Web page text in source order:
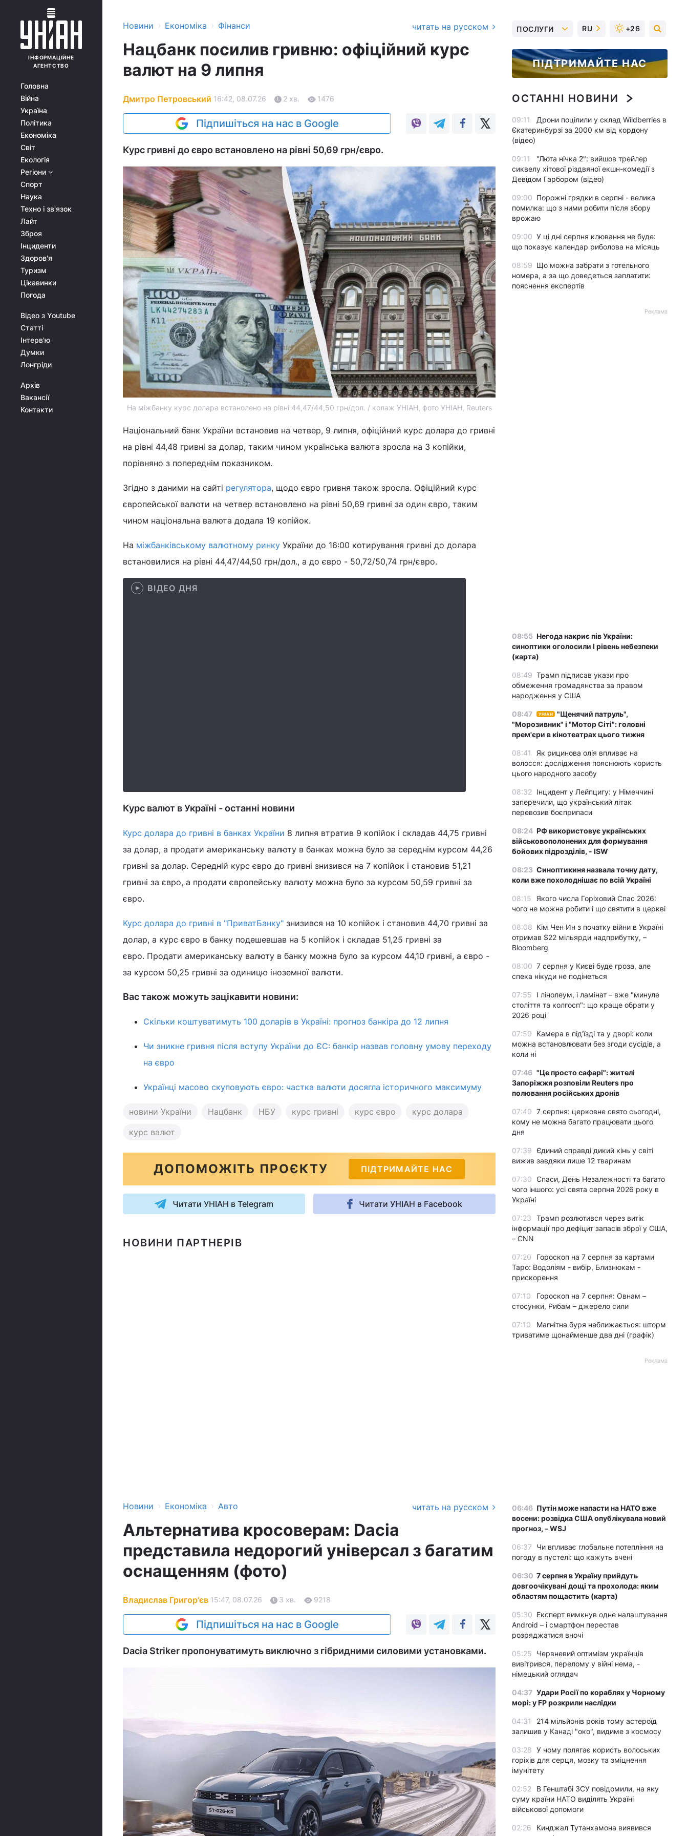
ІНФОРМАЦІЙНЕ
АГЕНТСТВО
Головна
Війна
Україна
Політика
Економіка
Світ
Екологія
Регіони
Спорт
Наука
Техно і зв'язок
Лайт
Зброя
Інциденти
Здоров'я
Туризм
Цікавинки
Погода
Відео з Youtube
Статті
Інтерв'ю
Думки
Лонгріди
Архів
Вакансії
Контакти
Новини › Економіка › Фінанси читать на русском
Нацбанк посилив гривню: офіційний курс
валют на 9 липня
Дмитро Петровський 16:42, 08.07.26 2 хв. 1476
Підпишіться на нас в Google
Курс гривні до євро встановлено на рівні 50,69 грн/євро.
На міжбанку курс долара встанолено на рівні 44,47/44,50 грн/дол. / колаж УНІАН, фото УНІАН, Reuters
Національний банк України встановив на четвер, 9 липня, офіційний курс долара до гривні
на рівні 44,48 гривні за долар, таким чином українська валюта зросла на 3 копійки,
порівняно з попереднім показником.
Згідно з даними на сайті регулятора, щодо євро гривня також зросла. Офіційний курс
європейської валюти на четвер встановлено на рівні 50,69 гривні за один євро, таким
чином національна валюта додала 19 копійок.
На міжбанківському валютному ринку України до 16:00 котирування гривні до долара
встановилися на рівні 44,47/44,50 грн/дол., а до євро - 50,72/50,74 грн/євро.
ВІДЕО ДНЯ
Курс валют в Україні - останні новини
Курс долара до гривні в банках України 8 липня втратив 9 копійок і складав 44,75 гривні
за долар, а продати американську валюту в банках можна було за середнім курсом 44,26
гривні за долар. Середній курс євро до гривні знизився на 7 копійок і становив 51,21
гривні за євро, а продати європейську валюту можна було за курсом 50,59 гривні за
євро.
Курс долара до гривні в "ПриватБанку" знизився на 10 копійок і становив 44,70 гривні за
долар, а курс євро в банку подешевшав на 5 копійок і складав 51,25 гривні за
євро. Продати американську валюту в банку можна було за курсом 44,10 гривні, а євро -
за курсом 50,25 гривні за одиницю іноземної валюти.
Вас також можуть зацікавити новини:
Скільки коштуватимуть 100 доларів в Україні: прогноз банкіра до 12 липня
Чи зникне гривня після вступу України до ЄС: банкір назвав головну умову переходу
на євро
Українці масово скуповують євро: частка валюти досягла історичного максимуму
новини України Нацбанк НБУ курс гривні курс євро
курс долара
курс валют
ДОПОМОЖІТЬ ПРОЄКТУ ПІДТРИМАЙТЕ НАС
Читати УНІАН в Telegram Читати УНІАН в Facebook
НОВИНИ ПАРТНЕРІВ
Новини › Економіка › Авто читать на русском
Альтернатива кросоверам: Dacia
представила недорогий універсал з багатим
оснащенням (фото)
Владислав Григор'єв 15:47, 08.07.26 3 хв. 9218
Підпишіться на нас в Google
Dacia Striker пропонуватимуть виключно з гібридними силовими установками.
ПОСЛУГИ RU +26
ПІДТРИМАЙТЕ НАС
ОСТАННІ НОВИНИ
09:11
Дрони поцілили у склад Wildberries в
Єкатеринбурзі за 2000 км від кордону
(відео)
09:11
"Люта нічка 2": вийшов трейлер
сиквелу хітової різдвяної екшн-комедії з
Девідом Гарбором (відео)
09:00 Порожні грядки в серпні - велика
помилка: що з ними робити після збору
врожаю
09:00 У ці дні серпня клювання не буде:
що показує календар риболова на місяць
08:59 Що можна забрати з готельного
номера, а за що доведеться заплатити:
пояснення експертів
Реклама
08:55 Негода накриє пів України:
синоптики оголосили І рівень небезпеки
(карта)
08:49 Трамп підписав укази про
обмеження громадянства за правом
народження у США
08:47 УНІАН
"Щенячий патруль",
"Морозивник" і "Мотор Сіті": головні
прем'єри в кінотеатрах цього тижня
08:41
Як рицинова олія впливає на
волосся: дослідження пояснюють користь
цього народного засобу
08:32
Інцидент у Лейпцигу: у Німеччині
заперечили, що український літак
перевозив боєприпаси
08:24 РФ використовує українських
військовополонених для формування
бойових підрозділів, - ISW
08:23 Синоптикиня назвала точну дату,
коли вже похолоднішає по всій Україні
08:15
Якого числа Горіховий Спас 2026:
чого не можна робити і що святити в церкві
08:08 Кім Чен Ин з початку війни в Україні
отримав $22 мільярди надприбутку, –
Bloomberg
08:00 7 серпня у Києві буде гроза, але
спека нікуди не подінеться
07:55
І лінолеум, і ламінат – вже "минуле
століття та колгосп": що краще обрати у
2026 році
07:50
Камера в під'їзді та у дворі: коли
можна встановлювати без згоди сусідів, а
коли ні
07:46 "Це просто сафарі": жителі
Запоріжжя розповіли Reuters про
полювання російських дронів
07:40 7 серпня: церковне свято сьогодні,
кому не можна багато працювати цього
дня
07:39 Єдиний справді дикий кінь у світі
вижив завдяки лише 12 тваринам
07:30 Спаси, День Незалежності та багато
чого іншого: усі свята серпня 2026 року в
Україні
07:23
Трамп розлютився через витік
інформації про дефіцит запасів зброї у США,
– CNN
07:20
Гороскоп на 7 серпня за картами
Таро: Водоліям - вибір, Близнюкам -
прискорення
07:10
Гороскоп на 7 серпня: Овнам –
стосунки, Рибам – джерело сили
07:10
Магнітна буря наближається: шторм
триватиме щонайменше два дні (графік)
Реклама
06:46 Путін може напасти на НАТО вже
восени: розвідка США опублікувала новий
прогноз, – WSJ
06:37
Чи впливає глобальне потепління на
погоду в пустелі: що кажуть вчені
06:30 7 серпня в Україну прийдуть
довгоочікувані дощі та прохолода: яким
областям пощастить (карта)
05:30 Експерт вимкнув одне налаштування
Android – і смартфон перестав
розряджатися вночі
05:25
Червневий оптимізм українців
вивітрився, перелому у війні нема, -
німецький оглядач
04:37 Удари Росії по кораблях у Чорному
морі: у FP розкрили наслідки
04:31
214 мільйонів років тому астероїд
залишив у Канаді "око", видиме з космосу
03:28 У чому полягає користь волоських
горіхів для серця, мозку та зміцнення
імунітету
02:52
В Генштабі ЗСУ повідомили, на яку
суму країни НАТО виділять Україні
військової допомоги
02:26
Кинджал Тутанхамона виявився